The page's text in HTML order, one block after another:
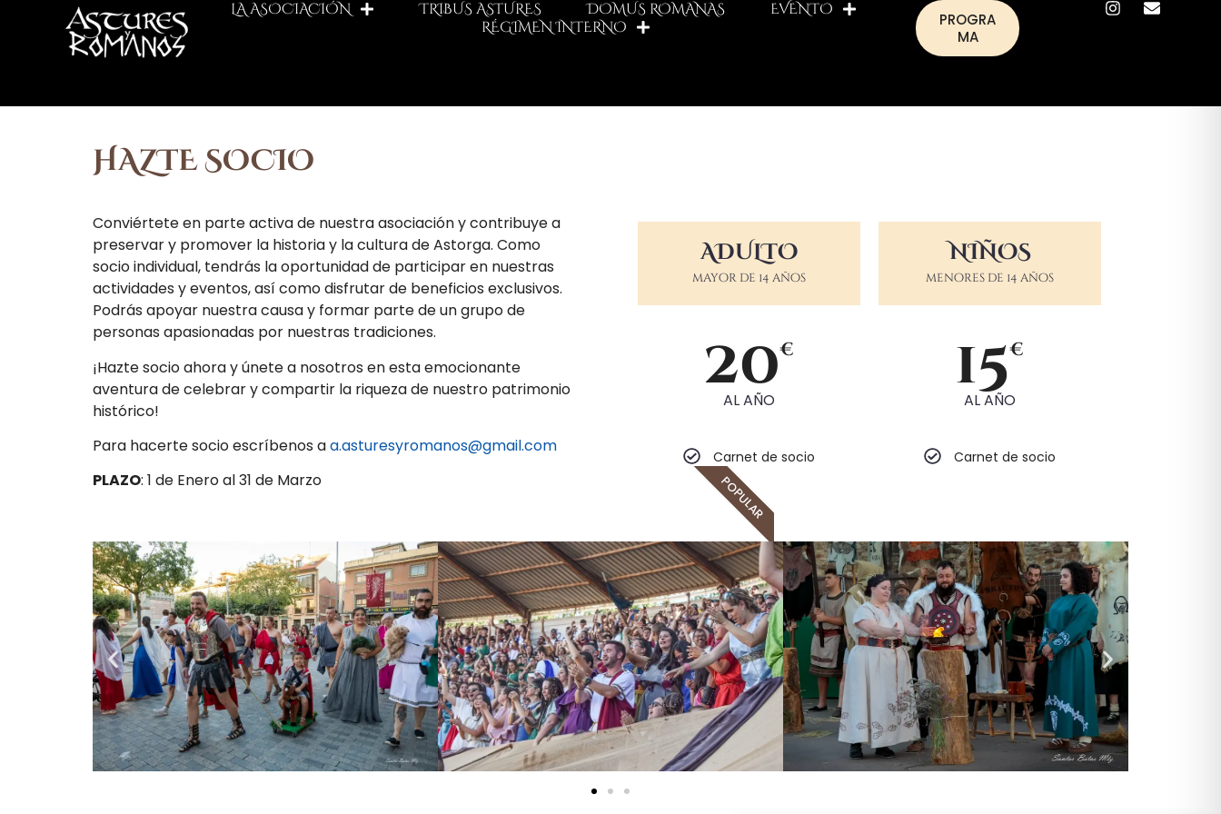
LA ASOCIACIÓN TRIBUS ASTURES DOMUS ROMANAS
EVENTO
RÉGIMEN INTERNO
PROGRA
MA
HAZTE SOCIO
Conviértete en parte activa de nuestra asociación y contribuye a
preservar y promover la historia y la cultura de Astorga. Como
socio individual, tendrás la oportunidad de participar en nuestras
actividades y eventos, así como disfrutar de beneficios exclusivos.
Podrás apoyar nuestra causa y formar parte de un grupo de
personas apasionadas por nuestras tradiciones.
¡Hazte socio ahora y únete a nosotros en esta emocionante
aventura de celebrar y compartir la riqueza de nuestro patrimonio
histórico!
Para hacerte socio escríbenos aa.asturesyromanos@gmail.com
PLAZO: 1 de Enero al 31 de Marzo
ADULTO
mayor de 14 años
20€
AL AÑO
Carnet de socio
POPULAR
NIÑOS
menores de 14 años
15€
AL AÑO
Carnet de socio